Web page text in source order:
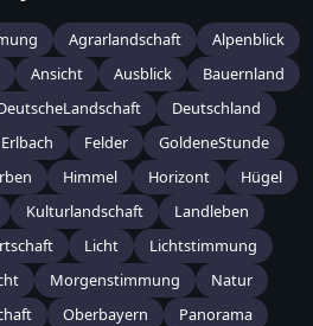
Agrarlandschaft
Alpenblick
Ansicht Ausblick
Bauernland
Deutschland
Erlbach Felder
GoldeneStunde
Himmel Horizont
Hügel
Kulturlandschaft
Landleben
Licht
Lichtstimmung
Morgenstimmung
Natur
Oberbayern
Panorama